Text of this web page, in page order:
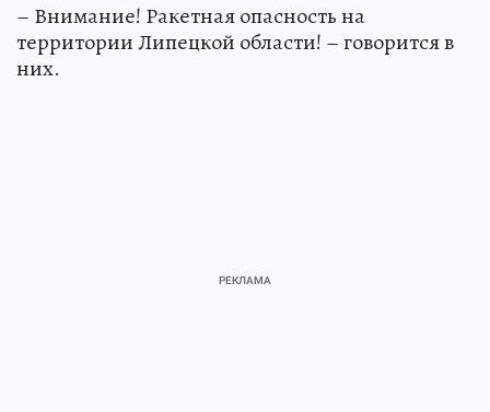
– Внимание! Ракетная опасность на
территории Липецкой области! – говорится в
них.